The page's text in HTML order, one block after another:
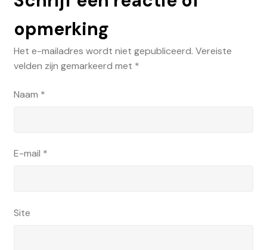
opmerking
Het e-mailadres wordt niet gepubliceerd. Vereiste
velden zijn gemarkeerd met *
Naam *
E-mail *
Site